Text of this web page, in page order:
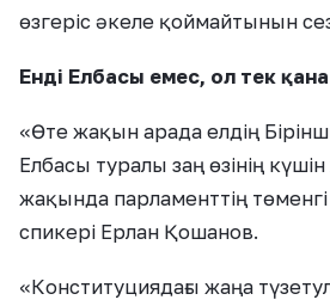
өзгеріс әкеле қоймайтынын
Енді Елбасы емес, ол тек
«Өте жақын арада елдің
Елбасы туралы заң өзінің
жақында парламенттің
спикері Ерлан Қошанов.
«Конституциядағы жаңа